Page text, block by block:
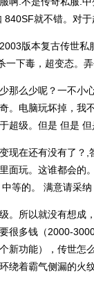
就不错。对于
版本复古传世
一下毒，超变态。
那么少呢？一不小
。电脑玩坏掉，我
超级。但是 但是
现在还有没有了？,
面玩。这谁都会
等的。 满意请采纳
。所以就没有想成
很多钱（2000-
新功能），传世怎
绕着霸气侧漏的火